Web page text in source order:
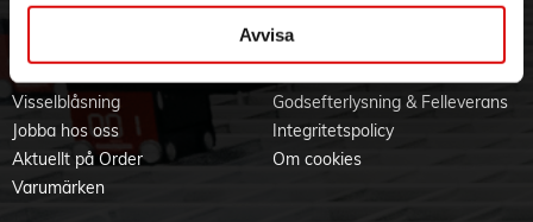
Avvisa
Om oss
Visselblåsning
Jobba hos oss
Aktuellt på Order
Varumärken
Service & Support
Godsefterlysning & Felleverans
Integritetspolicy
Om cookies